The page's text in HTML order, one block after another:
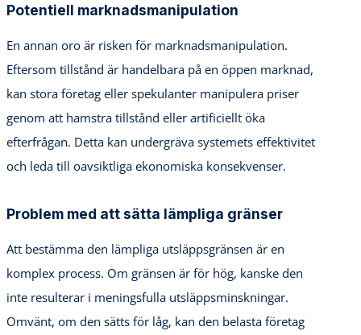
Potentiell marknadsmanipulation
En annan oro är risken för marknadsmanipulation.
Eftersom tillstånd är handelbara på en öppen marknad,
kan stora företag eller spekulanter manipulera priser
genom att hamstra tillstånd eller artificiellt öka
efterfrågan. Detta kan undergräva systemets effektivitet
och leda till oavsiktliga ekonomiska konsekvenser.
Problem med att sätta lämpliga gränser
Att bestämma den lämpliga utsläppsgränsen är en
komplex process. Om gränsen är för hög, kanske den
inte resulterar i meningsfulla utsläppsminskningar.
Omvänt, om den sätts för låg, kan den belasta företag